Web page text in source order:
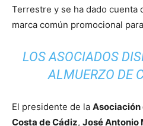
Terrestre y se ha dado cuenta
marca común promocional
LOS ASOCIADOS
ALMUERZO DE
El presidente de la Asociación
Costa de Cádiz, José Antonio